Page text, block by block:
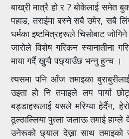
बाख्री मात्रै हो र ? बोकेलाई समेत
पहाड, तराईमा बस्ने सबै उमेर, सबै
धर्मका इष्टमित्रहरूले चिसोबाट
जारोले विशेष गरिकन स्यानातीना
माया गर्दै खुुप्पै पछ्याउँछ भन्नु हुन्च ।
त्यसमा पनि आँज तमाइका
उइता हो नि तमाइले लप पार्या
बड्डाहरूलाई यसले मरिग्या हेर्दैन,
ठूल्ठाल्लिया पुत्ला जलाऊ तमाई
उनेरूको छ्याल देख्ना साथ तमाइको